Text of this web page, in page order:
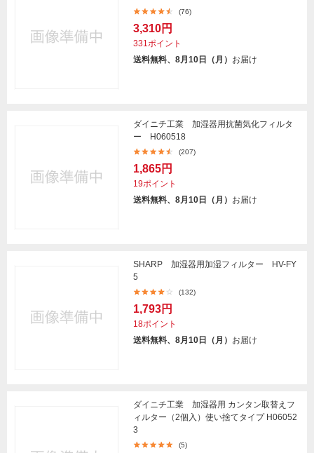
(76)
3,310円
331ポイント
送料無料、8月10日（月） お届け
ダイニチ工業 加湿器用抗菌気化フィルタ
ー H060518
(207)
1,865円
19ポイント
送料無料、8月10日（月） お届け
SHARP 加湿器用加湿フィルター HV-FY
5
(132)
1,793円
18ポイント
送料無料、8月10日（月） お届け
ダイニチ工業 加湿器用 カンタン取替えフ
ィルター（2個入）使い捨てタイプ H06052
3
(5)